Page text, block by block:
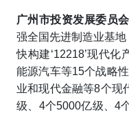
广州市投资发展委员
强全国先进制造业基
快构建‘12218’现代
能源汽车等15个战略
业和现代金融等8个现
级、4个5000亿级、4